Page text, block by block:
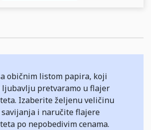
običnim listom papira, koji
ljubavlju pretvaramo u flajer
Izaberite željenu veličinu
i naručite flajere
po nepobedivim cenama.